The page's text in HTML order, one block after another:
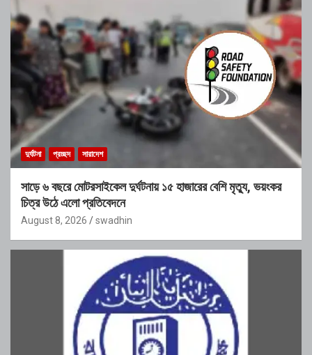
দুর্ঘটনা প্রচ্ছদ সারাদেশ
সাড়ে ৬ বছরে মোটরসাইকেল দুর্ঘটনায় ১৫ হাজারের বেশি মৃত্যু, ভয়ংকর
চিত্র উঠে এলো প্রতিবেদনে
August 8, 2026 swadhin